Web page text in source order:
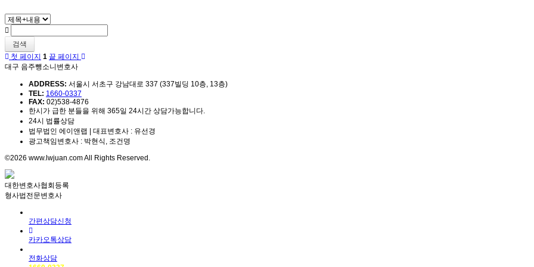
검색
첫 페이지 1 끝 페이지
대구 음주뺑소니변호사
ADDRESS: 서울시 서초구 강남대로 337 (337빌딩 10층, 13층)
TEL: 1660-0337
FAX: 02)538-4876
한시가 급한 분들을 위해 365일 24시간 상담가능합니다.
24시 법률상담
법무법인 에이앤랩 | 대표변호사 : 유선경
광고책임변호사 : 박현식, 조건명
©2026 www.lwjuan.com All Rights Reserved.
대한변호사협회등록
형사법전문변호사
간편상담신청
카카오톡상담
전화상담